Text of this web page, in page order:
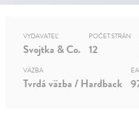
VYDAVATEĽ
Svojtka & Co.
POČET STRÁN
12
VÄZBA
Tvrdá väzba / Hardback